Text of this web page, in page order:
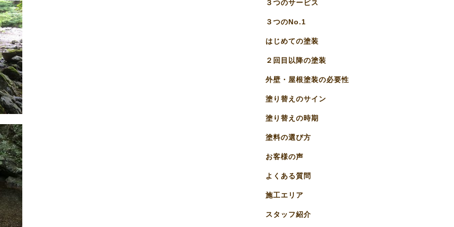
３つのサービス
３つのNo.1
はじめての塗装
２回目以降の塗装
外壁・屋根塗装の必要性
塗り替えのサイン
塗り替えの時期
塗料の選び方
お客様の声
よくある質問
施工エリア
スタッフ紹介